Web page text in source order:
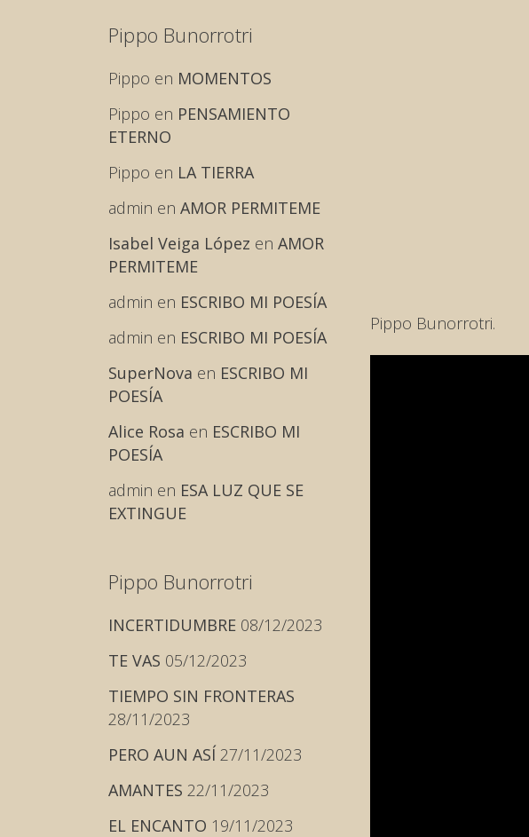
Pippo Bunorrotri
Pippo en MOMENTOS
Pippo en PENSAMIENTO
ETERNO
Pippo en LA TIERRA
admin en AMOR PERMITEME
Isabel Veiga López en AMOR
PERMITEME
admin en ESCRIBO MI POESÍA
admin en ESCRIBO MI POESÍA
SuperNova en ESCRIBO MI
POESÍA
Alice Rosa en ESCRIBO MI
POESÍA
admin en ESA LUZ QUE SE
EXTINGUE
Pippo Bunorrotri
INCERTIDUMBRE 08/12/2023
TE VAS 05/12/2023
TIEMPO SIN FRONTERAS
28/11/2023
PERO AUN ASÍ 27/11/2023
AMANTES 22/11/2023
EL ENCANTO 19/11/2023
Pippo Bunorrotri.